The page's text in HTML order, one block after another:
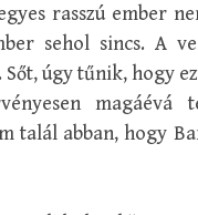
rasszú ember
sehol sincs. A
Sőt, úgy tűnik, hogy
magáévá
talál abban, hogy